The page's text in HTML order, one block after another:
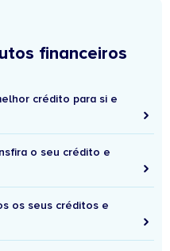
financeiros
crédito para si e
o seu crédito e
os seus créditos e